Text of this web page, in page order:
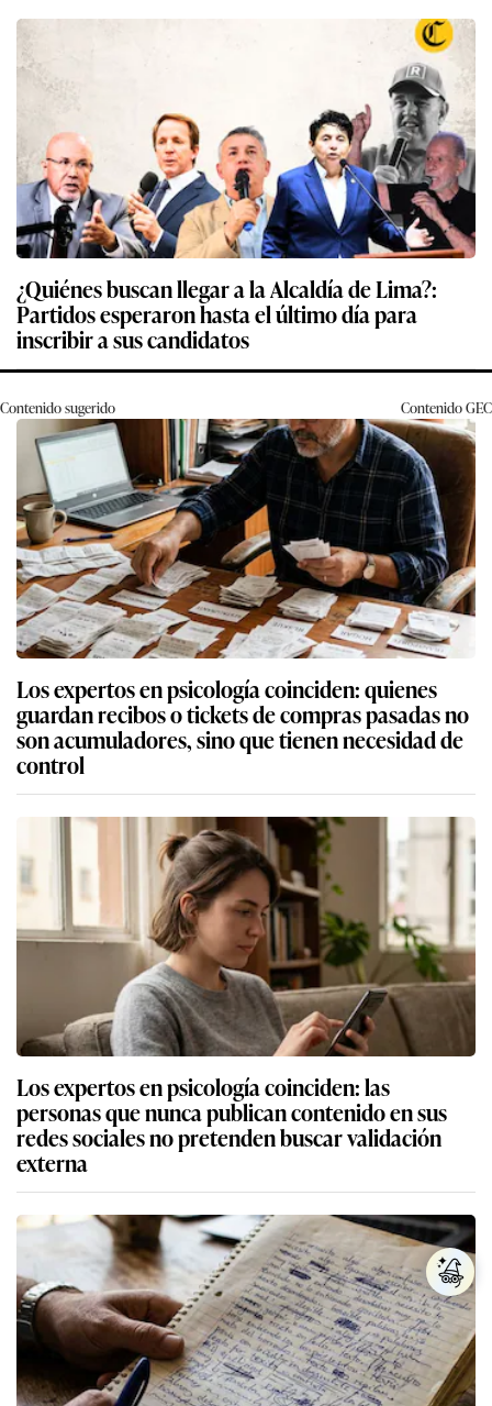
¿Quiénes buscan llegar a la Alcaldía de Lima?:
Partidos esperaron hasta el último día para
inscribir a sus candidatos
Contenido sugerido ContenidoGEC
Los expertos en psicología coinciden: quienes
guardan recibos o tickets de compras pasadas no
son acumuladores, sino que tienen necesidad de
control
Los expertos en psicología coinciden: las
personas que nunca publican contenido en sus
redes sociales no pretenden buscar validación
externa